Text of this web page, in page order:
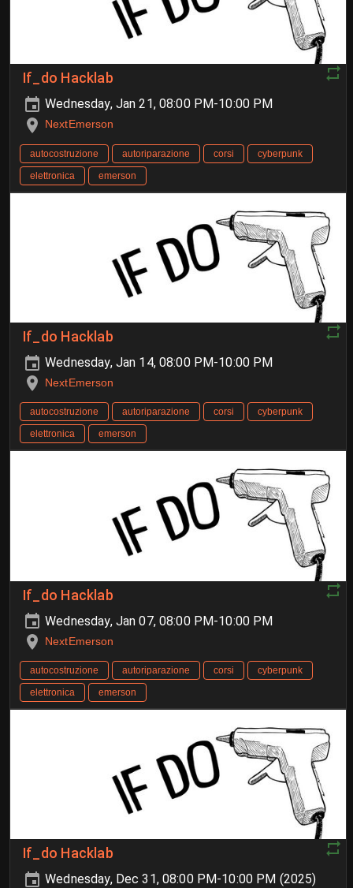
If_do Hacklab
Wednesday, Jan 21, 08:00 PM-10:00 PM
NextEmerson
autocostruzione autoriparazione corsi
cyberpunk
elettronica
emerson
If_do Hacklab
Wednesday, Jan 14, 08:00 PM-10:00 PM
NextEmerson
autocostruzione autoriparazione corsi
cyberpunk
elettronica
emerson
If_do Hacklab
Wednesday, Jan 07, 08:00 PM-10:00 PM
NextEmerson
autocostruzione autoriparazione corsi
cyberpunk
elettronica
emerson
If_do Hacklab
Wednesday, Dec 31, 08:00 PM-10:00 PM (2025)